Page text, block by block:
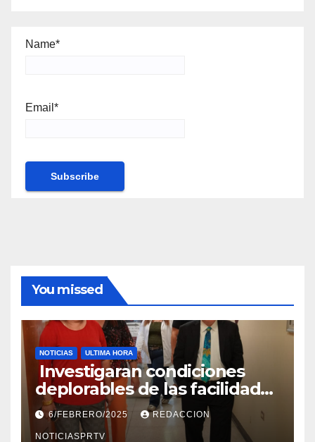
Name*
Email*
You missed
NOTICIAS ULTIMA HORA
Investigaran condiciones
deplorables de las facilidades
el Departamento de la Salud
en Mayagüez
6/FEBRERO/2025 REDACCION
NOTICIASPRTV